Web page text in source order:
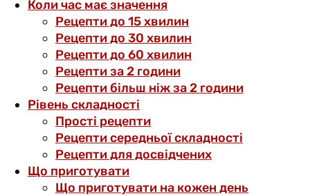
Коли час має значення
Рецепти до 15 хвилин
Рецепти до 30 хвилин
Рецепти до 60 хвилин
Рецепти за 2 години
Рецепти більш ніж за 2 години
Рівень складності
Прості рецепти
Рецепти середньої складності
Рецепти для досвідчених
Що приготувати
Що приготувати на кожен день